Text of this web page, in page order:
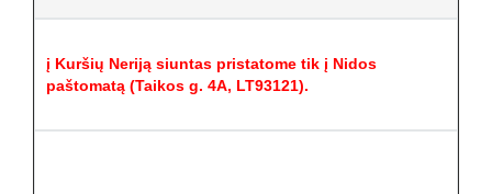
į Kuršių Neriją siuntas pristatome tik į Nidos
paštomatą (Taikos g. 4A, LT93121).